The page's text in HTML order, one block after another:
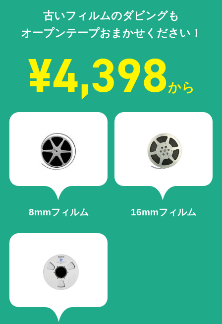
古いフィルムのダビングも
オープンテープおまかせください！
¥4,398から
8mmフィルム 16mmフィルム